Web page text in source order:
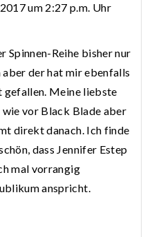
um 2:27 p.m. Uhr
Spinnen-Reihe bisher nur
aber der hat mir ebenfalls
gefallen. Meine liebste
wie vor Black Blade aber
direkt danach. Ich finde
dass Jennifer Estep
mal vorrangig
anspricht.